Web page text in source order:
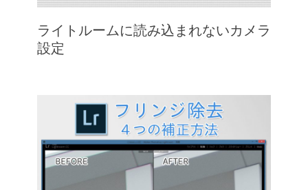
ライトルームに読み込まれないカメラ
設定